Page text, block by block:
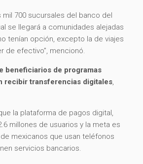
mil 700 sucursales del banco del
se llegará a comunidades alejadas
tenían opción, excepto la de viajes
de efectivo”, mencionó.
beneficiarios de programas
recibir transferencias digitales,
la plataforma de pagos digital,
millones de usuarios y la meta es
mexicanos que usan teléfonos
servicios bancarios.